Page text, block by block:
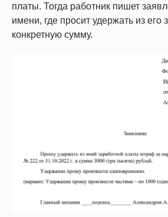
платы. Тогда работник пишет
имени, где просит удержать из его
конкретную сумму.